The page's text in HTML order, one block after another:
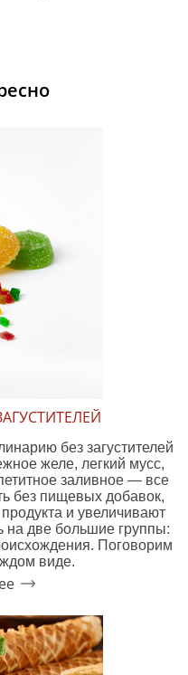
без загустителей
желе, легкий мусс,
заливное — все
без пищевых добавок,
и увеличивают
на две большие группы:
Поговорим
виде.